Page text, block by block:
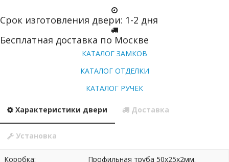
Срок изготовления двери: 1-2 дня
Бесплатная доставка по Москве
КАТАЛОГ ЗАМКОВ
КАТАЛОГ ОТДЕЛКИ
КАТАЛОГ РУЧЕК
Характеристики двери Доставка
Установка
Коробка:
Профильная труба 50х25х2мм.